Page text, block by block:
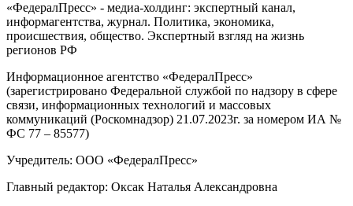
«ФедералПресс» - медиа-холдинг: экспертный канал,
информагентства, журнал. Политика, экономика,
происшествия, общество. Экспертный взгляд на жизнь
регионов РФ
Информационное агентство «ФедералПресс»
(зарегистрировано Федеральной службой по надзору в сфере
связи, информационных технологий и массовых
коммуникаций (Роскомнадзор) 21.07.2023г. за номером ИА №
ФС 77 – 85577)
Учредитель: ООО «ФедералПресс»
Главный редактор: Оксак Наталья Александровна